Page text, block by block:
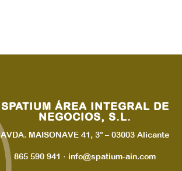
SPATIUM ÁREA INTEGRAL DE
NEGOCIOS, S.L.
AVDA. MAISONAVE 41, 3º – 03003 Alicante
865 590 941 · info@spatium-ain.com